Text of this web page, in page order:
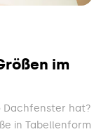
im
Dachfenster hat?
in Tabellenform